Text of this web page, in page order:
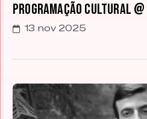
Programação Cultural
13 nov 2025